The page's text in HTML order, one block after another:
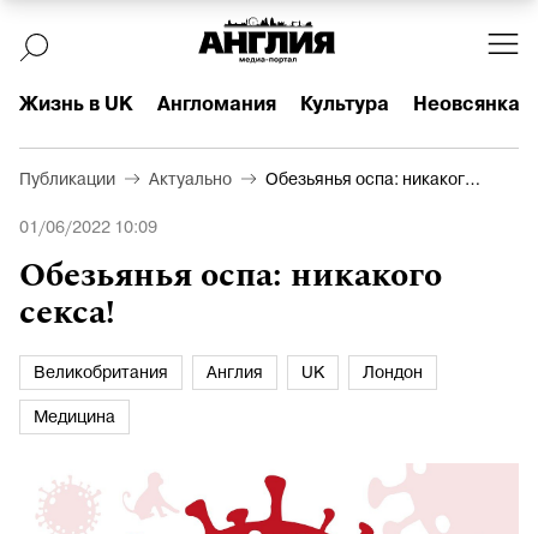
Жизнь в UK Англомания Культура Неовсянка
Публикации Актуально
Обезьянья оспа: никакого
01/06/2022 10:09
Обезьянья оспа: никакого
секса!
Великобритания Англия UK
Лондон
Медицина